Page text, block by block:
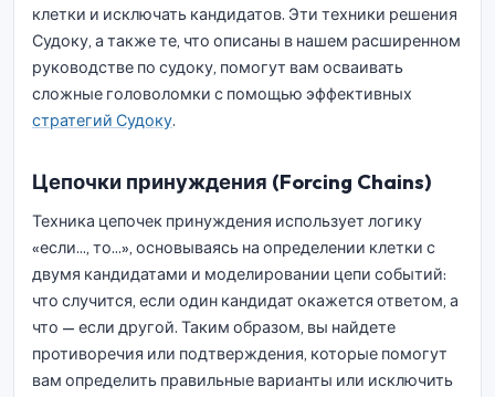
клетки и исключать кандидатов. Эти техники решения
Судоку, а также те, что описаны в нашем расширенном
руководстве по судоку, помогут вам осваивать
сложные головоломки с помощью эффективных
стратегий Судоку.
Цепочки принуждения (Forcing Chains)
Техника цепочек принуждения использует логику
«если..., то...», основываясь на определении клетки с
двумя кандидатами и моделировании цепи событий:
что случится, если один кандидат окажется ответом, а
что — если другой. Таким образом, вы найдете
противоречия или подтверждения, которые помогут
вам определить правильные варианты или исключить